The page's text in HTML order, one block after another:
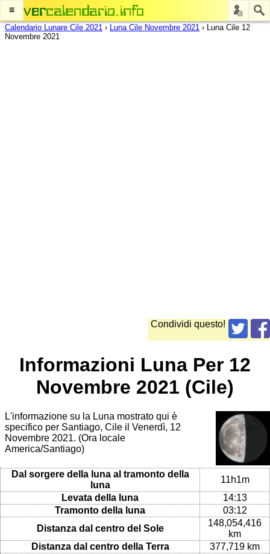
≡
Calendario Lunare Cile 2021 › Luna Cile Novembre 2021 › Luna Cile 12
Novembre 2021
Condividi questo!
Informazioni Luna Per 12
Novembre 2021 (Cile)
L'informazione su la Luna mostrato qui è
specifico per Santiago, Cile il Venerdì, 12
Novembre 2021. (Ora locale
America/Santiago)
Dal sorgere della luna al tramonto della
luna
11h1m
Levata della luna
14:13
Tramonto della luna
03:12
Distanza dal centro del Sole
148,054,416
km
Distanza dal centro della Terra
377,719 km